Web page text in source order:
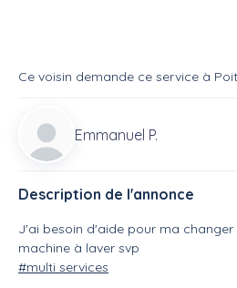
Ce voisin demande ce service à
Emmanuel P.
Description de l'annonce
J'ai besoin d'aide pour ma
machine à laver svp
#multi services